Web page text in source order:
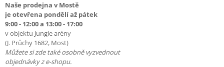
Naše prodejna v Mostě
je otevřena pondělí až pátek
9:00 - 12:00 a 13:00 - 17:00
v objektu Jungle arény
(J. Průchy 1682, Most)
Můžete si zde také osobně vyzvednout
objednávky z e-shopu.